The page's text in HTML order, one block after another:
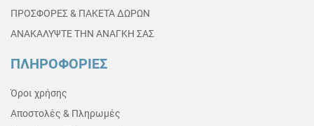
ΠΡΟΣΦΟΡΕΣ & ΠΑΚΕΤΑ ΔΩΡΩΝ
ΑΝΑΚΑΛΥΨΤΕ ΤΗΝ ΑΝΑΓΚΗ ΣΑΣ
ΠΛΗΡΟΦΟΡΙΕΣ
Όροι χρήσης
Αποστολές & Πληρωμές